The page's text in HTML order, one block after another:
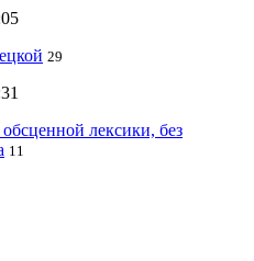
29
лексики, без
11